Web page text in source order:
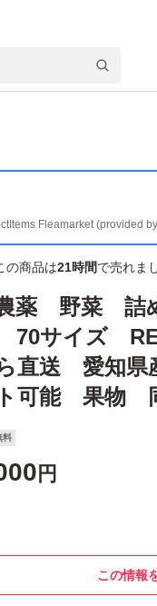
Fleamarket (provided
の商品は21時間で売れま
薬 野菜 詰
70サイズ
直送 愛知県
可能 果物
料
円
この情報